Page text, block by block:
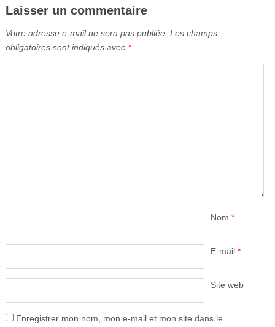
Laisser un commentaire
Votre adresse e-mail ne sera pas publiée. Les champs
obligatoires sont indiqués avec *
Nom *
E-mail *
Site web
Enregistrer mon nom, mon e-mail et mon site dans le